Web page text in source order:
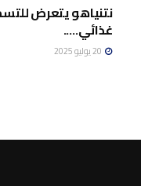
نتنياهو يتعرض
غذائي…..